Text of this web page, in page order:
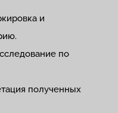
и
по
полученных